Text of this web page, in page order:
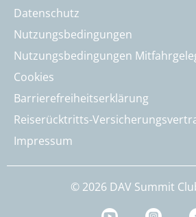
Datenschutz
Nutzungsbedingungen
Nutzungsbedingungen
Cookies
Barrierefreiheitserklärung
Reiserücktritts-
Impressum
© 2026 DAV Summit